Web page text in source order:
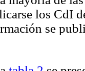
los CdI
se